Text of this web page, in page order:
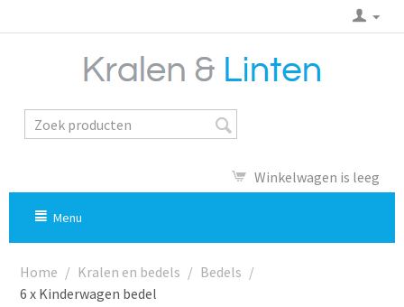
Winkelwagen is leeg
Menu
Home / Kralen en bedels / Bedels /
6 x Kinderwagen bedel